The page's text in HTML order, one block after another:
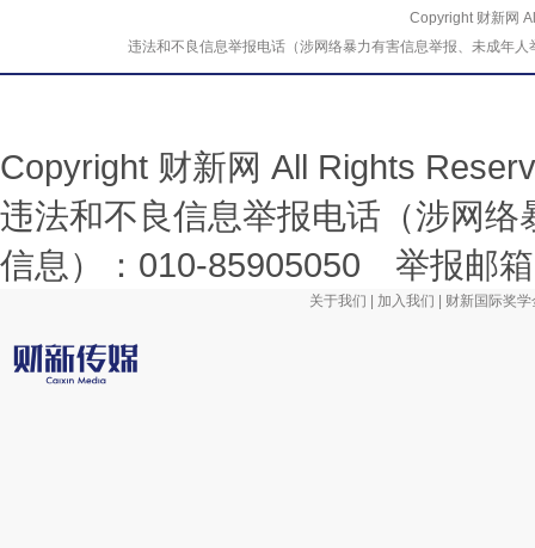
Copyright 财新网
违法和不良信息举报电话（涉网络暴力有害信息举报、未成
Copyright 财新网 All Rights
违法和不良信息举报电话（涉网
信息）：010-85905050 举报邮
关于我们 加入我们 财新国际奖学